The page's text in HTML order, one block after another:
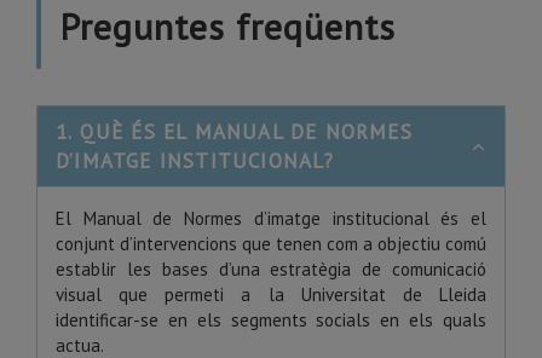
Preguntes freqüents
1. QUÈ ÉS EL MANUAL DE NORMES
D’IMATGE INSTITUCIONAL?
El Manual de Normes d’imatge institucional és el
conjunt d’intervencions que tenen com a objectiu comú
establir les bases d’una estratègia de comunicació
visual que permeti a la Universitat de Lleida
identificar-se en els segments socials en els quals
actua.